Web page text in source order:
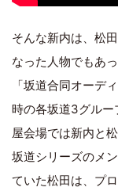
そんな新内は、松
なった人物でもあ
「坂道合同オーデ
時の各坂道3グルー
屋会場では新内と
坂道シリーズのメ
ていた松田は、プ